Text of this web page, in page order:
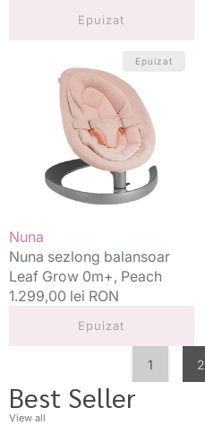
Epuizat
balansoar
Peach
Epuizat
Vânzător:
Nuna
Nuna sezlong balansoar
Leaf Grow 0m+, Peach
Preț
1.299,00 lei RON
Epuizat
1 2
Best Seller
View all